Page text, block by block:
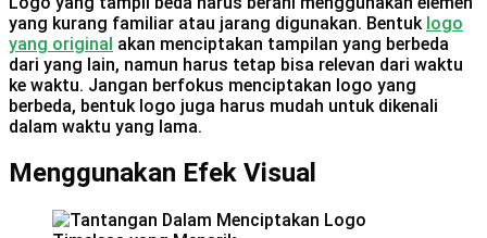
yang kurang familiar atau jarang digunakan. Bentuk logo
yang original akan menciptakan tampilan yang berbeda
dari yang lain, namun harus tetap bisa relevan dari waktu
ke waktu. Jangan berfokus menciptakan logo yang
berbeda, bentuk logo juga harus mudah untuk dikenali
dalam waktu yang lama.
Menggunakan Efek Visual